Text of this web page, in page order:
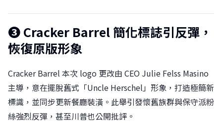
❸Cracker Barrel 簡化標誌引反彈，
恢復原版形象
Cracker Barrel 本次 logo 更改由 CEO Julie Felss Masino
主導，意在擺脫舊式「Uncle Herschel」形象，打造極簡新
標識，並同步更新餐廳裝潢。此舉引發懷舊族群與保守派粉
絲強烈反彈，甚至川普也公開批評。